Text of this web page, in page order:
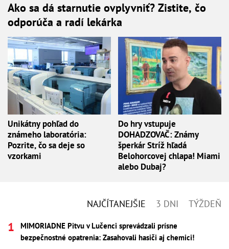
Ako sa dá starnutie ovplyvniť? Zistite, čo
odporúča a radí lekárka
Unikátny pohľad do
známeho laboratória:
Pozrite, čo sa deje so
vzorkami
Do hry vstupuje
DOHADZOVAČ: Známy
šperkár Stríž hľadá
Belohorcovej chlapa! Miami
alebo Dubaj?
NAJČÍTANEJŠIE 3 DNI TÝŽDEŇ
MIMORIADNE Pitvu v Lučenci sprevádzali prísne
bezpečnostné opatrenia: Zasahovali hasiči aj chemici!